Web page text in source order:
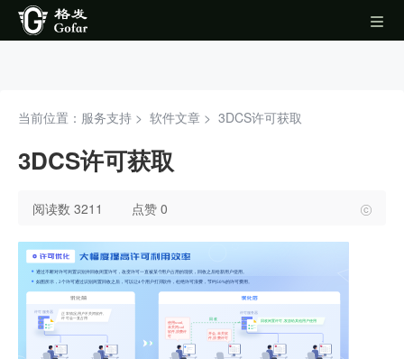
当前位置：服务支持 > 软件文章 > 3DCS许可获取
3DCS许可获取
阅读数 3211 点赞 0